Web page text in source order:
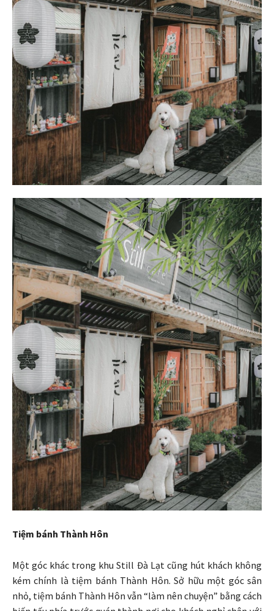
Tiệm bánh Thành Hôn
Một góc khác trong khu Still Đà Lạt cũng hút khách không
kém chính là tiệm bánh Thành Hôn. Sở hữu một góc sân
nhỏ, tiệm bánh Thành Hôn vẫn “làm nên chuyện” bằng cách